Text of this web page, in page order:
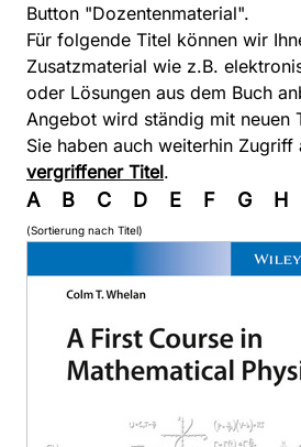
Button "Dozentenmaterial".
Für folgende Titel können wir
Zusatzmaterial wie z.B.
oder Lösungen aus dem Buch
Angebot wird ständig mit neuen
Sie haben auch weiterhin Zugriff
vergriffener Titel.
A B C D E F G H
(Sortierung nach Titel)